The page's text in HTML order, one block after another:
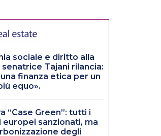
sociale e diritto alla
senatrice Tajani rilancia:
finanza etica per un
equo».
“Case Green”: tutti i
europei sanzionati, ma
degli